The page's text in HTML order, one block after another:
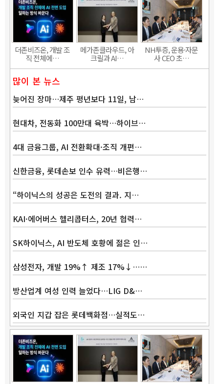
더존비즈온, 개발 조
직 전체에…
메가존클라우드, 아
크릴과 AI…
NH투증, 운용·자문
사 CEO 초…
많이 본 뉴스
늦어진 장마…제주 평년보다 11일, 남…
현대차, 전동화 100만대 육박…하이브…
4대 금융그룹, AI 전환확대·조직 개편…
신한금융, 롯데손보 인수 유력…비은행…
“하이닉스의 성공은 도전의 결과. 지…
KAI·에어버스 헬리콥터스, 20년 협력…
SK하이닉스, AI 반도체 호황에 젊은 인…
삼성전자, 개발 19%↑ 제조 17%↓……
방산업계 여성 인력 늘었다…LIG D&…
외국인 지갑 잡은 롯데백화점…실적도…